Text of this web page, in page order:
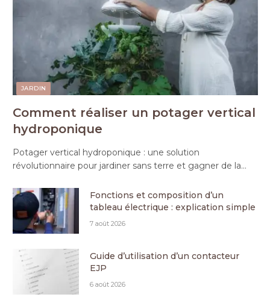
JARDIN
Comment réaliser un potager vertical
hydroponique
Potager vertical hydroponique : une solution
révolutionnaire pour jardiner sans terre et gagner de la…
Fonctions et composition d’un
tableau électrique : explication simple
7 août 2026
Guide d’utilisation d’un contacteur
EJP
6 août 2026